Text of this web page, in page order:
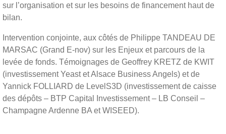
sur l’organisation et sur les besoins de financement haut de
bilan.
Intervention conjointe, aux côtés de Philippe TANDEAU DE
MARSAC (Grand E-nov) sur les Enjeux et parcours de la
levée de fonds. Témoignages de Geoffrey KRETZ de KWIT
(investissement Yeast et Alsace Business Angels) et de
Yannick FOLLIARD de LevelS3D (investissement de caisse
des dépôts – BTP Capital Investissement – LB Conseil –
Champagne Ardenne BA et WISEED).